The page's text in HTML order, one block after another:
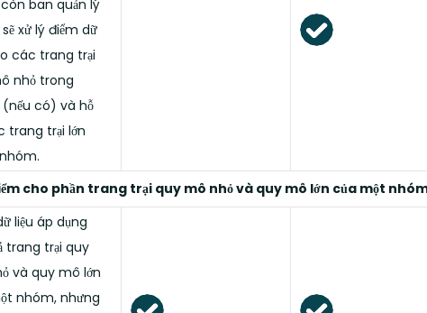
ban quản lý
xử lý điểm dữ
các trang trại
nhỏ trong
có) và hỗ
trang trại lớn
cho phần trang trại quy mô nhỏ và quy mô lớn của một
liệu áp dụng
trang trại quy
và quy mô lớn
nhóm, nhưng